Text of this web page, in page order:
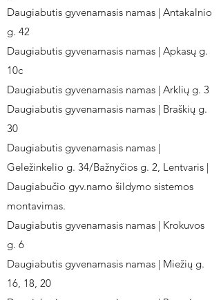
Daugiabutis gyvenamasis namas | Antakalnio
g. 42
Daugiabutis gyvenamasis namas | Apkasų g.
10c
Daugiabutis gyvenamasis namas | Arklių g. 3
Daugiabutis gyvenamasis namas | Braškių g.
30
Daugiabutis gyvenamasis namas |
Geležinkelio g. 34/Bažnyčios g. 2, Lentvaris |
Daugiabučio gyv.namo šildymo sistemos
montavimas.
Daugiabutis gyvenamasis namas | Krokuvos
g. 6
Daugiabutis gyvenamasis namas | Miežių g.
16, 18, 20